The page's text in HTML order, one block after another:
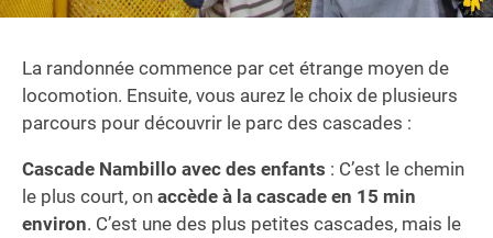
La randonnée commence par cet étrange moyen de
locomotion. Ensuite, vous aurez le choix de plusieurs
parcours pour découvrir le parc des cascades :
Cascade Nambillo avec des enfants : C’est le chemin
le plus court, on accède à la cascade en 15 min
environ. C’est une des plus petites cascades, mais le